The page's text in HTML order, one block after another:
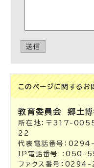
送信
このページに関する お
教育委員会郷土
所在地：〒317-
22
代表電話番号：
IP電話番号 ：
ファクス番号：